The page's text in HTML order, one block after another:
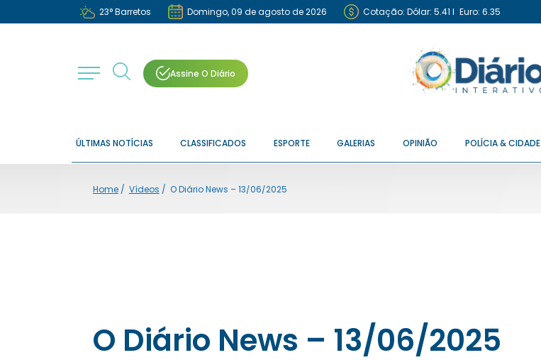
23°Barretos Domingo, 09 de agosto de 2026 Cotação: Dólar: 5.41 I Euro: 6.35
Assine O Diário
ÚLTIMAS NOTÍCIAS CLASSIFICADOS ESPORTE GALERIAS OPINIÃO POLÍCIA & CIDADE
Home/ Vídeos / O Diário News – 13/06/2025
O Diário News – 13/06/2025